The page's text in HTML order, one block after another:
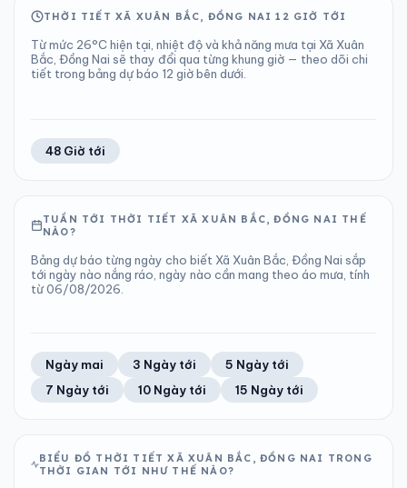
THỜI TIẾT XÃ XUÂN BẮC, ĐỒNG NAI 12 GIỜ TỚI
Từ mức 26°C hiện tại, nhiệt độ và khả năng mưa tại Xã Xuân
Bắc, Đồng Nai sẽ thay đổi qua từng khung giờ — theo dõi chi
tiết trong bảng dự báo 12 giờ bên dưới.
48 Giờ tới
TUẦN TỚI THỜI TIẾT XÃ XUÂN BẮC, ĐỒNG NAI THẾ
NÀO?
Bảng dự báo từng ngày cho biết Xã Xuân Bắc, Đồng Nai sắp
tới ngày nào nắng ráo, ngày nào cần mang theo áo mưa, tính
từ 06/08/2026.
Ngày mai 3 Ngày tới
5 Ngày tới
7 Ngày tới
10 Ngày tới 15 Ngày tới
BIỂU ĐỒ THỜI TIẾT XÃ XUÂN BẮC, ĐỒNG NAI TRONG
THỜI GIAN TỚI NHƯ THẾ NÀO?